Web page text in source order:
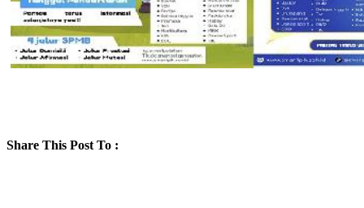
Share This Post To :